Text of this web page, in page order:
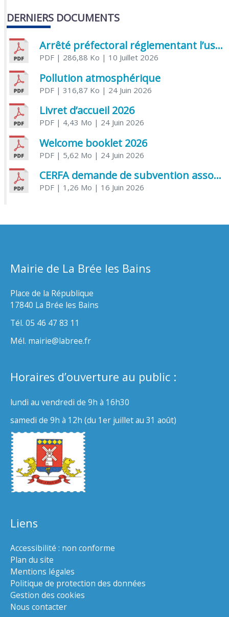
DERNIERS DOCUMENTS
Arrêté préfectoral réglementant l’usage de l’eau
PDF| 286,88 Ko | 10 Juillet 2026
Pollution atmosphérique
PDF| 316,87 Ko | 24 Juin 2026
Livret d’accueil 2026
PDF| 4,43 Mo | 24 Juin 2026
Welcome booklet 2026
PDF| 5,62 Mo | 24 Juin 2026
CERFA demande de subvention association
PDF| 1,26 Mo | 16 Juin 2026
Mairie de La Brée les Bains
Place de la République
17840 La Brée les Bains
Tél. 05 46 47 83 11
Mél. mairie@labree.fr
Horaires d’ouverture au public :
lundi au vendredi de 9h à 16h30
samedi de 9h à 12h (du 1er juillet au 31 août)
Liens
Accessibilité : non conforme
Plan du site
Mentions légales
Politique de protection des données
Gestion des cookies
Nous contacter